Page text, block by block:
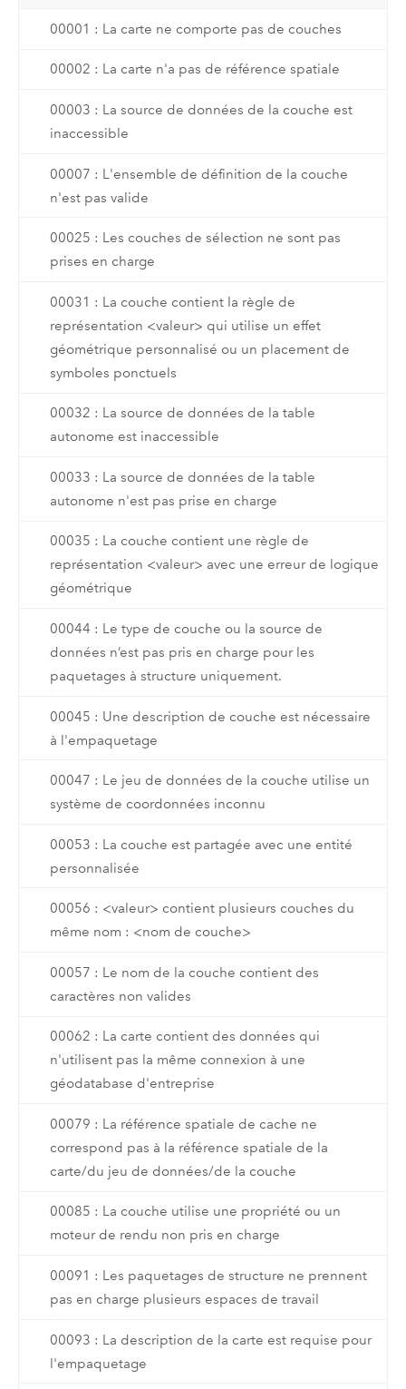
00001 : La carte ne comporte pas de couches
00002 : La carte n'a pas de référence spatiale
00003 : La source de données de la couche est
inaccessible
00007 : L'ensemble de définition de la couche
n'est pas valide
00025 : Les couches de sélection ne sont pas
prises en charge
00031 : La couche contient la règle de
représentation <valeur> qui utilise un effet
géométrique personnalisé ou un placement de
symboles ponctuels
00032 : La source de données de la table
autonome est inaccessible
00033 : La source de données de la table
autonome n'est pas prise en charge
00035 : La couche contient une règle de
représentation <valeur> avec une erreur de logique
géométrique
00044 : Le type de couche ou la source de
données n’est pas pris en charge pour les
paquetages à structure uniquement.
00045 : Une description de couche est nécessaire
à l'empaquetage
00047 : Le jeu de données de la couche utilise un
système de coordonnées inconnu
00053 : La couche est partagée avec une entité
personnalisée
00056 : <valeur> contient plusieurs couches du
même nom : <nom de couche>
00057 : Le nom de la couche contient des
caractères non valides
00062 : La carte contient des données qui
n'utilisent pas la même connexion à une
géodatabase d'entreprise
00079 : La référence spatiale de cache ne
correspond pas à la référence spatiale de la
carte/du jeu de données/de la couche
00085 : La couche utilise une propriété ou un
moteur de rendu non pris en charge
00091 : Les paquetages de structure ne prennent
pas en charge plusieurs espaces de travail
00093 : La description de la carte est requise pour
l'empaquetage